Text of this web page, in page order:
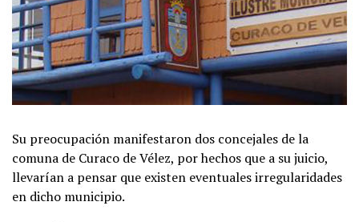
Su preocupación manifestaron dos concejales de la
comuna de Curaco de Vélez, por hechos que a su juicio,
llevarían a pensar que existen eventuales irregularidades
en dicho municipio.